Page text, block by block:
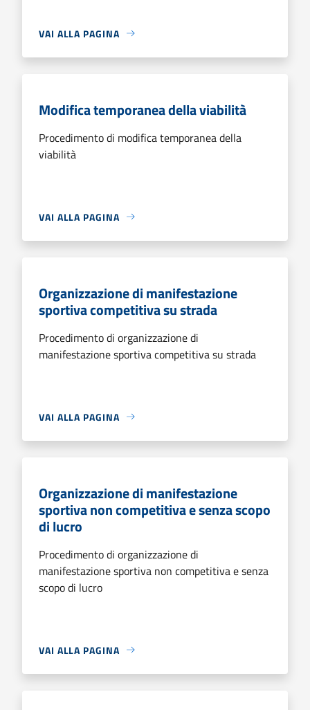
VAI ALLA PAGINA
Modifica temporanea della viabilità
Procedimento di modifica temporanea della
viabilità
VAI ALLA PAGINA
Organizzazione di manifestazione
sportiva competitiva su strada
Procedimento di organizzazione di
manifestazione sportiva competitiva su strada
VAI ALLA PAGINA
Organizzazione di manifestazione
sportiva non competitiva e senza scopo
di lucro
Procedimento di organizzazione di
manifestazione sportiva non competitiva e senza
scopo di lucro
VAI ALLA PAGINA